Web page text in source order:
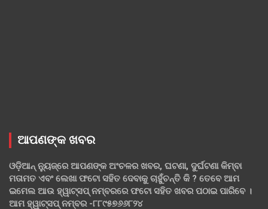
ଆପଣଙ୍କ ଖବର
ଓଡ଼ିଆନ୍ ନ୍ୟୁଜ୍‌ରେ ଆପଣଙ୍କ ଅଂଚଳର ଖବର, ଘଟଣା, ଦୁର୍ଘଟଣା କିମ୍ବା
ମତାମତ ଏବଂ ଲେଖା ଫଟୋ ସହିତ ଦେବାକୁ ଚାହୁଁଚନ୍ତି କି ? ତେବେ ଆମ
ଇମେଲ ଆଉ ହ୍ୱାଟ୍‌ସପ୍ ନମ୍ବରରେ ଫଟୋ ସହିତ ଖବର ପଠାଇ ପାରିବେ ।
ଆମ ହ୍ୱାଟ୍‌ସପ୍ ନମ୍ବର -୮୮୯୫୭୬୬୮୨୪